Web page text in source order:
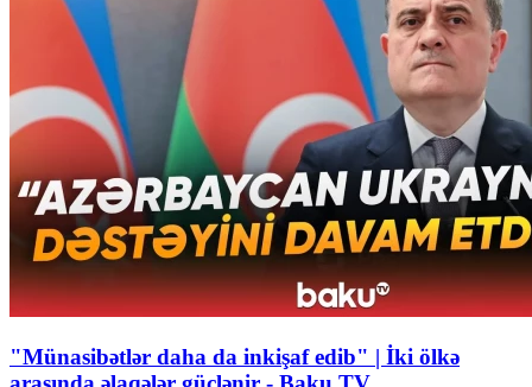
"Münasibətlər daha da inkişaf edib" | İki ölkə